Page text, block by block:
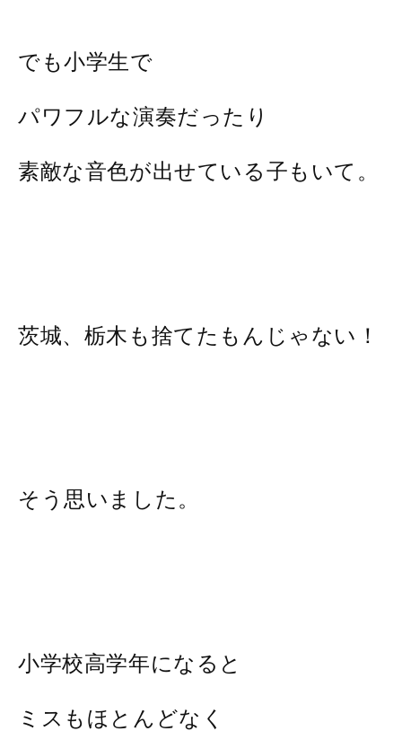
でも小学生で
パワフルな演奏だったり
素敵な音色が出せている子もいて。
茨城、栃木も捨てたもんじゃない！
そう思いました。
小学校高学年になると
ミスもほとんどなく